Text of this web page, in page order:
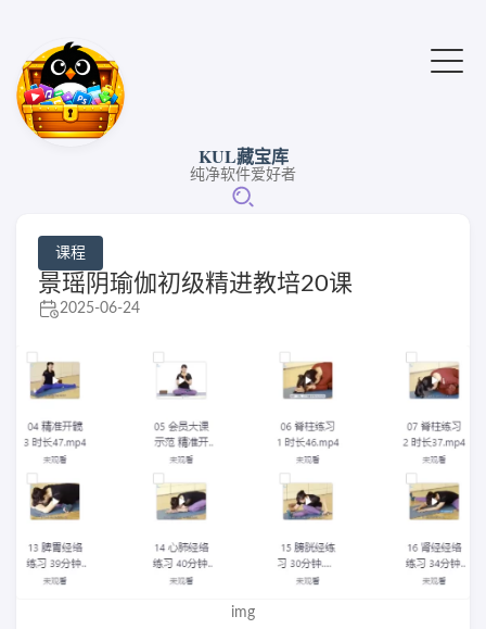
KUL藏宝库
纯净软件爱好者
课程
景瑶阴瑜伽初级精进教培20课
2025-06-24
img